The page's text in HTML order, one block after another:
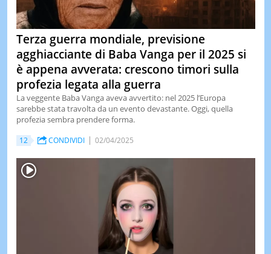
Terza guerra mondiale, previsione
agghiacciante di Baba Vanga per il 2025 si
è appena avverata: crescono timori sulla
profezia legata alla guerra
La veggente Baba Vanga aveva avvertito: nel 2025 l’Europa
sarebbe stata travolta da un evento devastante. Oggi, quella
profezia sembra prendere forma.
12 CONDIVIDI 02/04/2025